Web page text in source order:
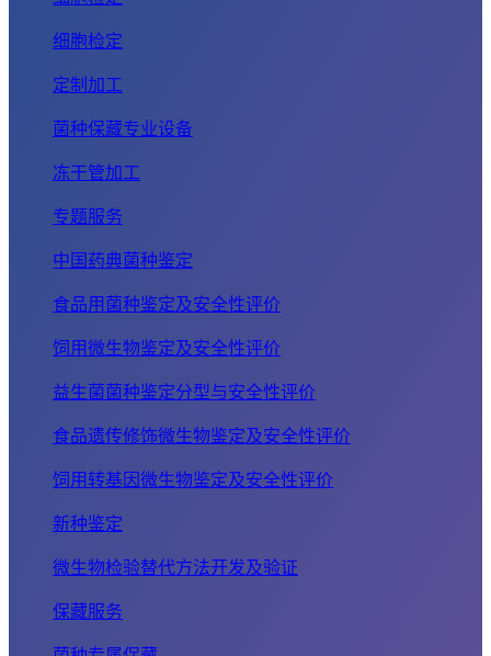
细胞检定
定制加工
菌种保藏专业设备
冻干管加工
专题服务
中国药典菌种鉴定
食品用菌种鉴定及安全性评价
饲用微生物鉴定及安全性评价
益生菌菌种鉴定分型与安全性评价
食品遗传修饰微生物鉴定及安全性评价
饲用转基因微生物鉴定及安全性评价
新种鉴定
微生物检验替代方法开发及验证
保藏服务